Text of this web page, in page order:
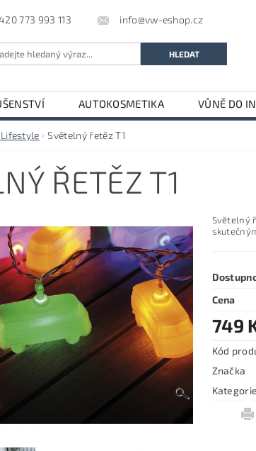
773 993 113 info@vw-eshop.cz
AUTOKOSMETIKA
VŮNĚ DO
PŘÍSLUŠENSTVÍ
Světelný řetěz T1
ŘETĚZ T1
Světelný
Cena
749
Kód
Značka
Kategorie